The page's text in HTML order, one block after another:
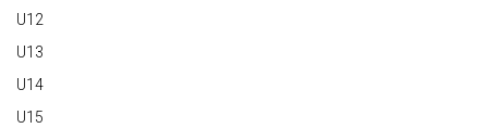
U12
U13
U14
U15